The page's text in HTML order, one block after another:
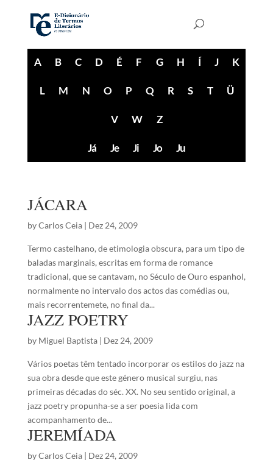
A B C D É F G H Í J K
L M N O P Q R S T Ü
V W Z
Já Je Ji Jo Ju
JÁCARA
byCarlos Ceia| Dez 24, 2009
Termo castelhano, de etimologia obscura, para um tipo de
baladas marginais, escritas em forma de romance
tradicional, que se cantavam, no Século de Ouro espanhol,
normalmente no intervalo dos actos das comédias ou,
mais recorrentemete, no final da...
JAZZ POETRY
by Miguel Baptista| Dez 24, 2009
Vários poetas têm tentado incorporar os estilos do jazz na
sua obra desde que este género musical surgiu, nas
primeiras décadas do séc. XX. No seu sentido original, a
jazz poetry propunha-se a ser poesia lida com
acompanhamento de...
JEREMÍADA
byCarlos Ceia| Dez 24, 2009